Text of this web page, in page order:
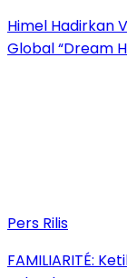
Himel Hadirkan
Global “Dream
Pers Rilis
FAMILIARITÉ: